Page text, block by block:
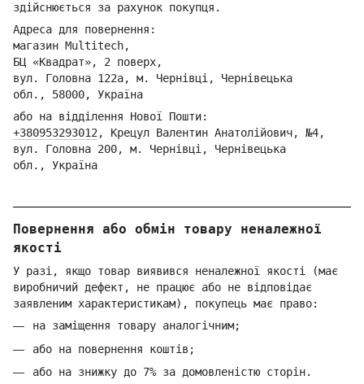
здійснюється за рахунок покупця.
Адреса для повернення:
магазин Multitech,
БЦ «Квадрат», 2 поверх,
вул. Головна 122а, м. Чернівці, Чернівецька
обл., 58000, Україна
або на відділення Нової Пошти:
+380953293012 , Крецул Валентин Анатолійович, №4,
вул. Головна 200, м. Чернівці, Чернівецька
обл., Україна
Повернення або обмін товару неналежної
якості
У разі, якщо товар виявився неналежної якості (має
виробничий дефект, не працює або не відповідає
заявленим характеристикам), покупець має право:
на заміщення товару аналогічним;
або на повернення коштів;
або на знижку до 7% за домовленістю сторін.